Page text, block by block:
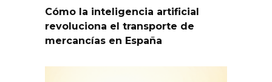
Cómo la inteligencia artificial
revoluciona el transporte de
mercancías en España